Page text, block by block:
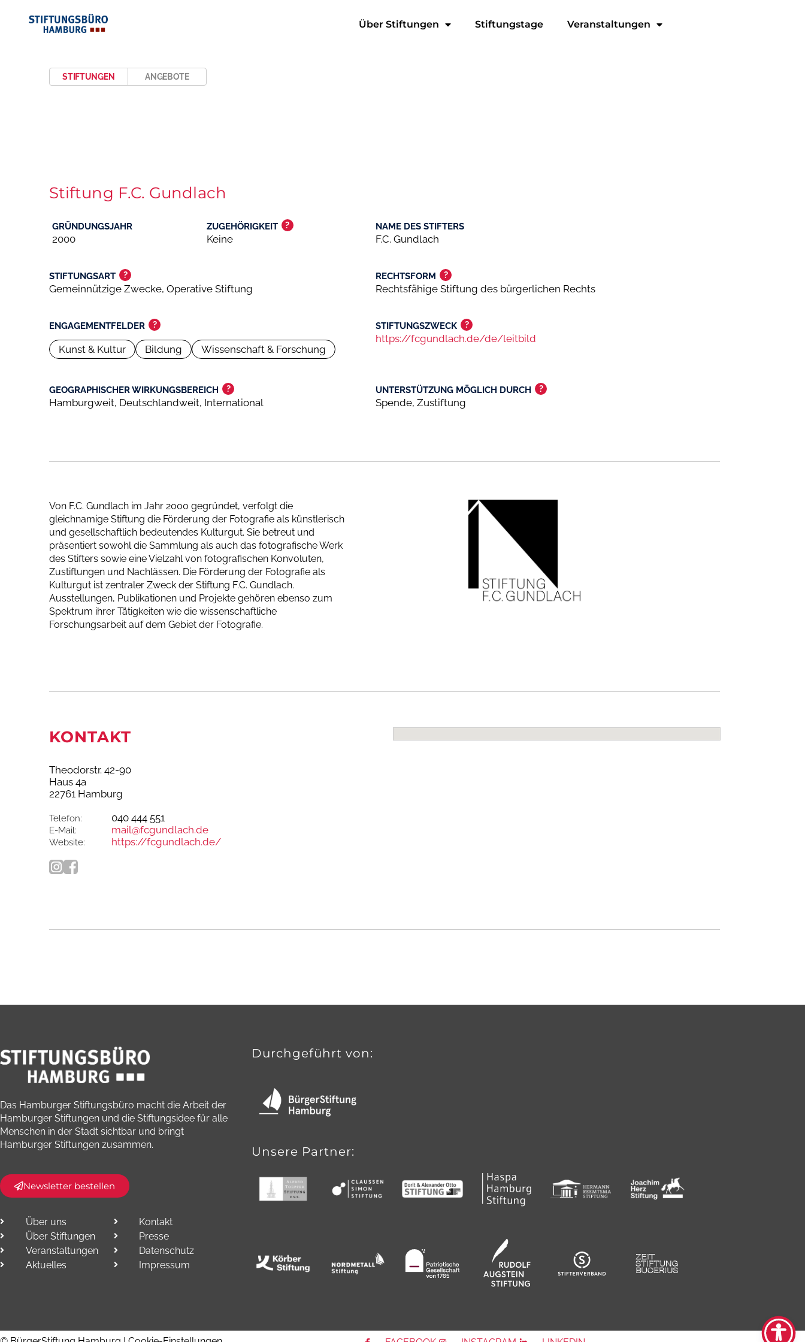
Über Stiftungen Stiftungstage Veranstaltungen
STIFTUNGEN ANGEBOTE
Stiftung F.C. Gundlach
GRÜNDUNGSJAHR
2000
ZUGEHÖRIGKEIT ?
Keine
NAME DES STIFTERS
F.C. Gundlach
STIFTUNGSART ?
Gemeinnützige Zwecke, Operative Stiftung
RECHTSFORM ?
Rechtsfähige Stiftung des bürgerlichen Rechts
ENGAGEMENTFELDER ?
Kunst & Kultur Bildung Wissenschaft & Forschung
STIFTUNGSZWECK ?
https://fcgundlach.de/de/leitbild
GEOGRAPHISCHER WIRKUNGSBEREICH ?
Hamburgweit, Deutschlandweit, International
UNTERSTÜTZUNG MÖGLICH DURCH ?
Spende, Zustiftung
Von F.C. Gundlach im Jahr 2000 gegründet, verfolgt die
gleichnamige Stiftung die Förderung der Fotografie als künstlerisch
und gesellschaftlich bedeutendes Kulturgut. Sie betreut und
präsentiert sowohl die Sammlung als auch das fotografische Werk
des Stifters sowie eine Vielzahl von fotografischen Konvoluten,
Zustiftungen und Nachlässen. Die Förderung der Fotografie als
Kulturgut ist zentraler Zweck der Stiftung F.C. Gundlach.
Ausstellungen, Publikationen und Projekte gehören ebenso zum
Spektrum ihrer Tätigkeiten wie die wissenschaftliche
Forschungsarbeit auf dem Gebiet der Fotografie.
KONTAKT
Theodorstr. 42-90
Haus 4a
22761 Hamburg
Telefon: 040 444 551
E-Mail: mail@fcgundlach.de
Website: https://fcgundlach.de/
Das Hamburger Stiftungsbüro macht die Arbeit der
Hamburger Stiftungen und die Stiftungsidee für alle
Menschen in der Stadt sichtbar und bringt
Hamburger Stiftungen zusammen.​
Newsletter bestellen
Über uns
Über Stiftungen
Veranstaltungen
Aktuelles
Kontakt
Presse
Datenschutz
Impressum
Durchgeführt von:
Unsere Partner: